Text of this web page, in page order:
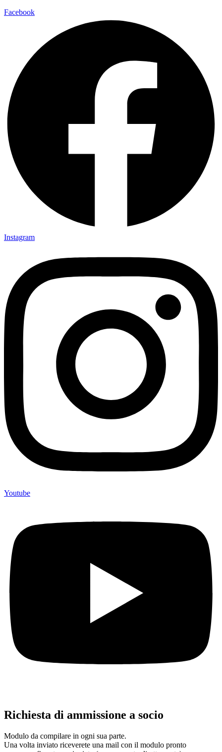
Facebook
Instagram
Youtube
Richiesta di ammissione a socio
Modulo da compilare in ogni sua parte.
Una volta inviato riceverete una mail con il modulo pronto